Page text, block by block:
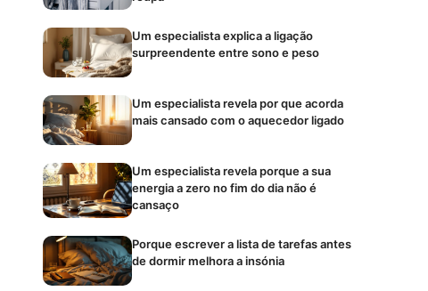
Um especialista explica a ligação
surpreendente entre sono e peso
Um especialista revela por que acorda
mais cansado com o aquecedor ligado
Um especialista revela porque a sua
energia a zero no fim do dia não é
cansaço
Porque escrever a lista de tarefas antes
de dormir melhora a insónia